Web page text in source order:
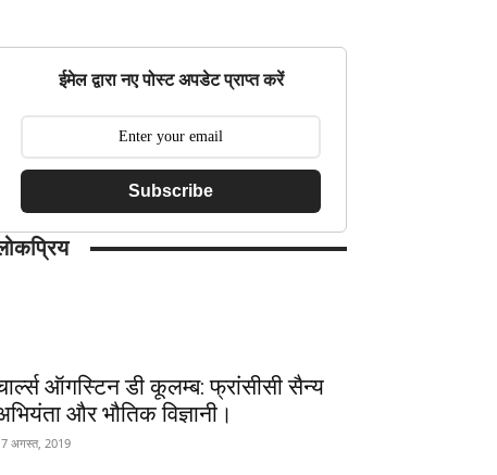
ईमेल द्वारा नए पोस्ट अपडेट प्राप्त करें
Subscribe
ऑगस्टिन डी कूलम्ब: फ्रांसीसी सैन्य
और भौतिक विज्ञानी।
अगस्त, 2019